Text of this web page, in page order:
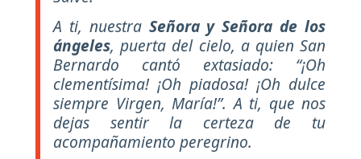
A ti, nuestra Señora y Señora de los
ángeles, puerta del cielo, a quien San
Bernardo cantó extasiado: “¡Oh
clementísima! ¡Oh piadosa! ¡Oh dulce
siempre Virgen, María!”. A ti, que nos
dejas sentir la certeza de tu
acompañamiento peregrino.